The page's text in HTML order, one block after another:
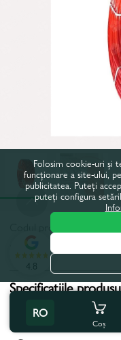
Codul produsului:
Toate caracteristicile
Specificațiile
RO
Coș
4.8
Folosim cookie-uri și
funcționare a site-ului,
publicitatea. Puteți
puteți configura